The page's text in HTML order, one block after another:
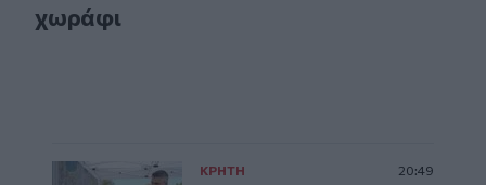
χωράφι
ΚΡΗΤΗ 20:49